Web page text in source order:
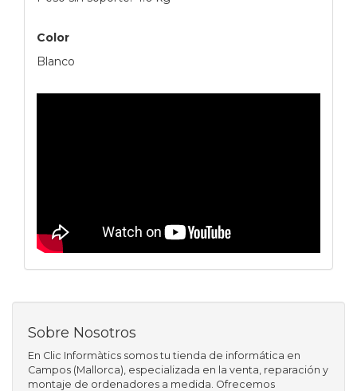
Color
Blanco
Sobre Nosotros
En Clic Informàtics somos tu tienda de informática en
Campos (Mallorca), especializada en la venta, reparación y
montaje de ordenadores a medida. Ofrecemos